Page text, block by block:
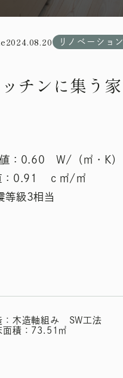
2024.08.20 リノベーション
チンに集う家
：0.60 W/（㎡・K）
：0.91 ｃ㎡/㎡
等級3相当
：木造軸組み SW工法
面積：73.51㎡